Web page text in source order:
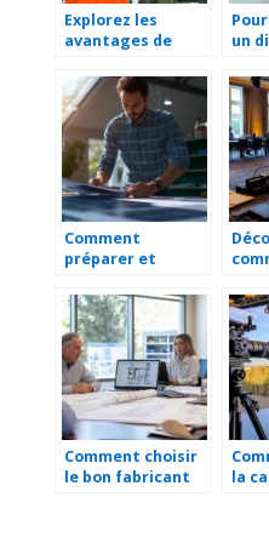
Explorez les
avantages de
spécialiste de
l’injection de
matières
plastiques pour
vos projets
industriels
un
Comment
préparer et
travaux de
rénovation
énergétique
Comment choisir
le bon fabricant
la